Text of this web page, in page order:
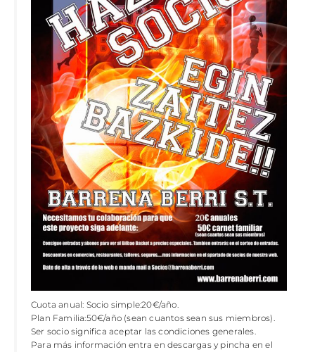
Cuota anual: Socio simple:20€/año.
Plan Familia:50€/año (sean cuantos sean sus miembros).
Ser socio significa aceptar las condiciones generales.
Para más información entra en descargas y pincha en el